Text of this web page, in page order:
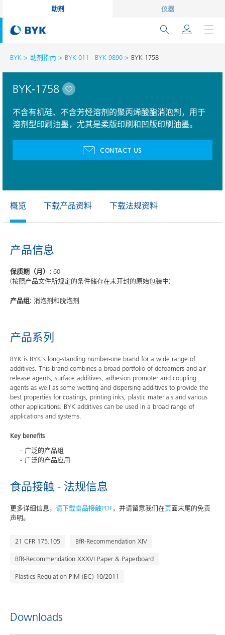
助剂 仪器
BYK 助剂指南 BYK-011 - BYK-9890 BYK-1758
BYK-1758
不含有机硅、不含芳烃溶剂的聚丙烯酸酯消泡剂，用于
溶剂型印刷油墨，尤其是柔版印刷和凹版印刷油墨。
CONTACT US
概览 下载产品资料 下载法规资料
产品信息
保质期（月）: 60
(按照产品文件所规定的条件储存在未开封的原始包装中)
产品组: 消泡剂和脱泡剂
产品系列
BYK is BYK's long-standing number-one brand for a wide range of
additives. This brand combines a broad portfolio of defoamers and air
release agents, surface additives, adhesion promoter and coupling
agents as well as some wetting and dispersing additives to provide the
best properties for coatings, printing inks, plastic materials and various
other applications. BYK additives can be used in a broad range of
applications and systems.
Key benefits
广泛的产品组
广泛的产品应用
食品接触 - 法规信息
更多详细信息， 请下载食品接触PDF，并请留意我们在页面末尾的免责
声明。
21 CFR 175.105 BfR-Recommendation XIV
BfR-Recommendation XXXVI Paper & Paperboard
Plastics Regulation PIM (EC) 10/2011
Downloads